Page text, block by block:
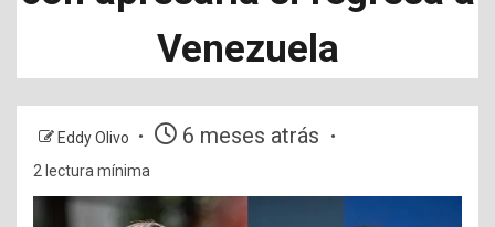
Venezuela
Eddy Olivo 6 meses atrás
2 lectura mínima